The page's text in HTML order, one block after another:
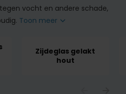
vocht en andere schade,
Toon meer
Zijdeglas gelakt
hout